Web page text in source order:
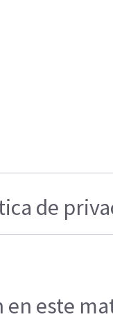
de
en este